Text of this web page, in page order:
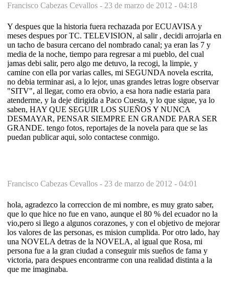
Francisco Cabezas Cevallos - 23 de marzo de 2012 - 04:18
Y despues que la historia fuera rechazada por ECUAVISA y
meses despues por TC. TELEVISION, al salir , decidi arrojarla en
un tacho de basura cercano del nombrado canal; ya eran las 7 y
media de la noche, tiempo para regresar a mi pueblo, del cual
jamas debi salir, pero algo me detuvo, la recogi, la limpie, y
camine con ella por varias calles, mi SEGUNDA novela escrita,
no debia terminar asi, a lo lejor, unas grandes letras logre observar
"SITV", al llegar, como era obvio, a esa hora nadie estaria para
atenderme, y la deje dirigida a Paco Cuesta, y lo que sigue, ya lo
saben, HAY QUE SEGUIR LOS SUEÑOS Y NUNCA
DESMAYAR, PENSAR SIEMPRE EN GRANDE PARA SER
GRANDE. tengo fotos, reportajes de la novela para que se las
puedan publicar aqui, solo contactese conmigo.
Francisco Cabezas Cevallos - 23 de marzo de 2012 - 04:01
hola, agradezco la correccion de mi nombre, es muy grato saber,
que lo que hice no fue en vano, aunque el 80 % del ecuador no la
vio,pero si llego a algunos corazones, y con el objetivo de mejorar
los valores de las personas, es mision cumplida. Por otro lado, hay
una NOVELA detras de la NOVELA, al igual que Rosa, mi
persona fue a la gran ciudad a conseguir mis sueños de fama y
victoria, para despues encontrarme con una realidad distinta a la
que me imaginaba.